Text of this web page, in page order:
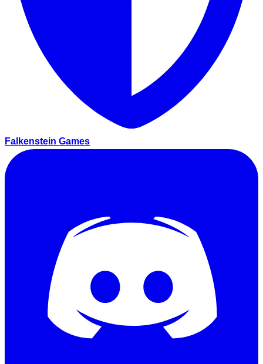
Falkenstein Games